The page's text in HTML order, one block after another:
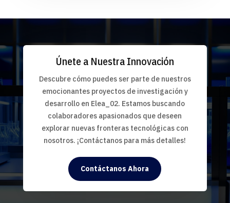
Únete a Nuestra Innovación
Descubre cómo puedes ser parte de nuestros
emocionantes proyectos de investigación y
desarrollo en Elea_02. Estamos buscando
colaboradores apasionados que deseen
explorar nuevas fronteras tecnológicas con
nosotros. ¡Contáctanos para más detalles!
Contáctanos Ahora